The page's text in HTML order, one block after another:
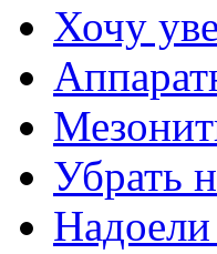
Хочу
Убрать